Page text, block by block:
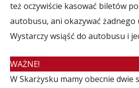
też oczywiście kasować biletów
autobusu, ani okazywać żadnego
Wystarczy wsiąść do autobusu i
WAŻNE!
W Skarżysku mamy obecnie dwie